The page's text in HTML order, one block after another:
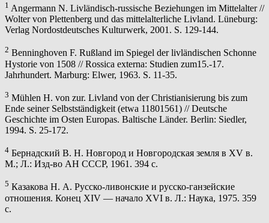
1 Angermann N. Livländisch-russische Beziehungen im Mittelalter //
Wolter von Plettenberg und das mittelalterliche Livland. Lüneburg:
Verlag Nordostdeutsches Kulturwerk, 2001. S. 129-144.
2 Benninghoven F. Rußland im Spiegel der livländischen Schonne
Hystorie von 1508 // Rossica externa: Studien zum15.-17.
Jahrhundert. Marburg: Elwer, 1963. S. 11-35.
3 Mühlen H. von zur. Livland von der Christianisierung bis zum
Ende seiner Selbstständigkeit (etwa 11801561) // Deutsche
Geschichte im Osten Europas. Baltische Länder. Berlin: Siedler,
1994. S. 25-172.
4 Бернадский В. Н. Новгород и Новгородская земля в XV в.
М.; Л.: Изд-во АН СССР, 1961. 394 c.
5 Казакова Н. А. Русско-ливонские и русско-ганзейские
отношения. Конец XIV — начало XVI в. Л.: Наука, 1975. 359
с.